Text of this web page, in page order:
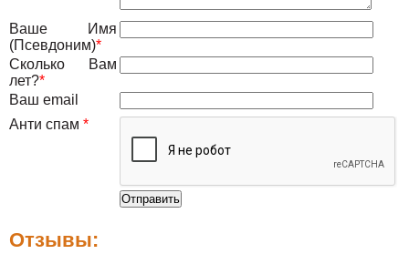
Ваше Имя
(Псевдоним)*
Сколько Вам
лет?*
Ваш email
Анти спам *
Отзывы: